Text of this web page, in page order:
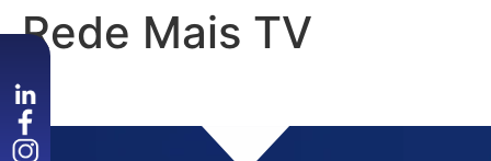
Rede Mais TV